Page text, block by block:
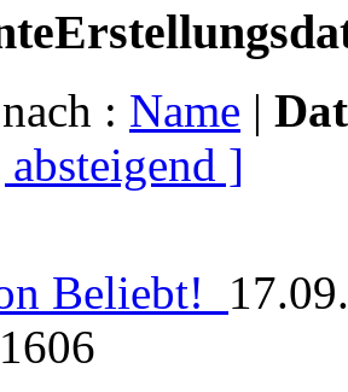
: Name |
absteigend ]
Beliebt!